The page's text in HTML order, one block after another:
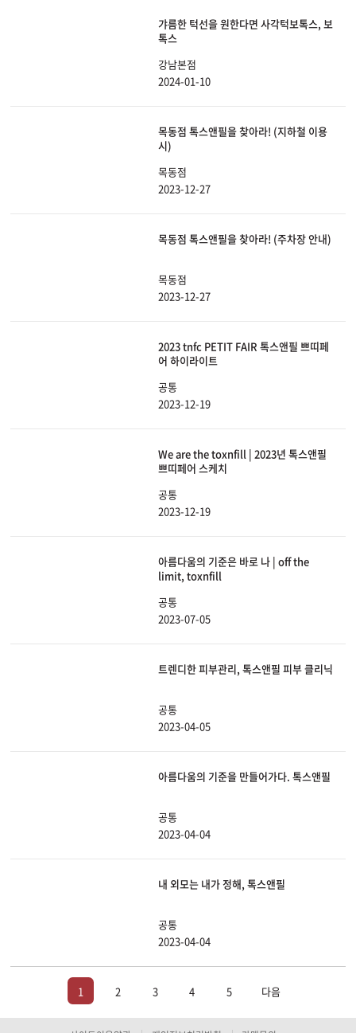
갸름한 턱선을 원한다면 사각턱보톡스, 보
톡스
강남본점
2024-01-10
목동점 톡스앤필을 찾아라! (지하철 이용
시)
목동점
2023-12-27
목동점 톡스앤필을 찾아라! (주차장 안내)
목동점
2023-12-27
2023 tnfc PETIT FAIR 톡스앤필 쁘띠페
어 하이라이트
공통
2023-12-19
We are the toxnfill | 2023년 톡스앤필
쁘띠페어 스케치
공통
2023-12-19
아름다움의 기준은 바로 나 | off the
limit, toxnfill
공통
2023-07-05
트렌디한 피부관리, 톡스앤필 피부 클리닉
공통
2023-04-05
아름다움의 기준을 만들어가다. 톡스앤필
공통
2023-04-04
내 외모는 내가 정해, 톡스앤필
공통
2023-04-04
1 2 3 4 5 다음